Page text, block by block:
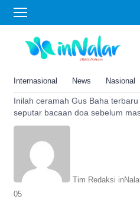
Internasional News Nasional
doa sebelum masuk
Ceramah Gus Baha Terbaru
2022, Baca Doa Ini Sebelum
Selalu Lancar
Inilah ceramah Gus Baha terbaru
seputar bacaan doa sebelum
rumah yang bisa membuat rezeki
Tim Redaksi
05